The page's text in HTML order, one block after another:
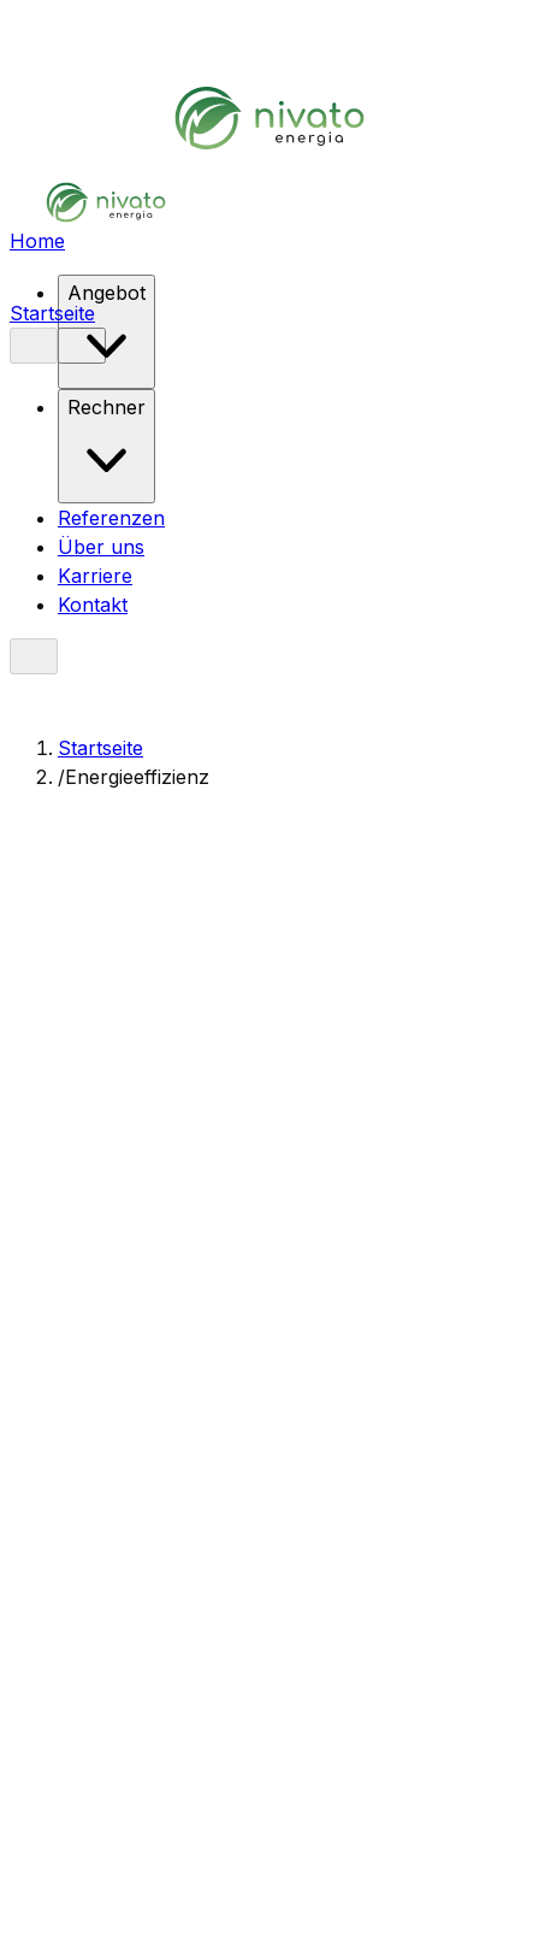
Home
Angebot
Rechner
Referenzen
Über uns
Karriere
Kontakt
Startseite
Startseite
/Energieeffizienz